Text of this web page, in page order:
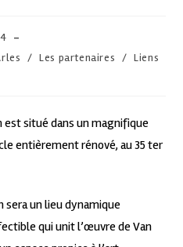
/ Les partenaires / Liens
est situé dans un magnifique
entièrement rénové, au 35 ter
sera un lieu dynamique
qui unit l’œuvre de Van